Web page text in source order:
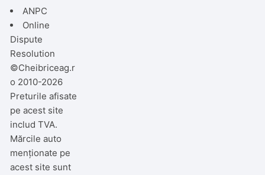
ANPC
Online
Dispute
Resolution
©Cheibriceag.r
o 2010-2026
Preturile afisate
pe acest site
includ TVA.
Mărcile auto
menționate pe
acest site sunt